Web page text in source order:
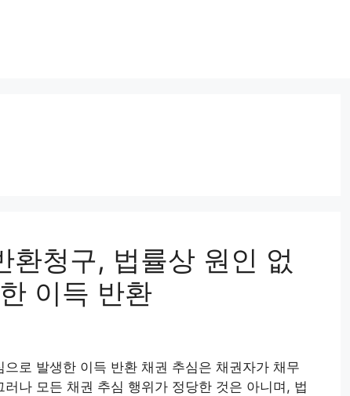
청구, 법률상 원인 없
이득 반환
로 발생한 이득 반환 채권 추심은 채권자가 채무
나 모든 채권 추심 행위가 정당한 것은 아니며, 법